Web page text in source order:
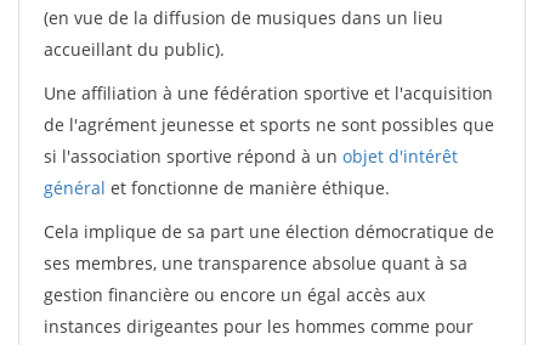
(en vue de la diffusion de musiques dans un lieu
accueillant du public).
Une affiliation à une fédération sportive et l'acquisition
de l'agrément jeunesse et sports ne sont possibles que
si l'association sportive répond à un objet d'intérêt
général et fonctionne de manière éthique.
Cela implique de sa part une élection démocratique de
ses membres, une transparence absolue quant à sa
gestion financière ou encore un égal accès aux
instances dirigeantes pour les hommes comme pour